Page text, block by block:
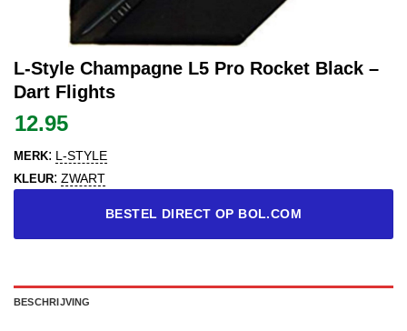
L-Style Champagne L5 Pro Rocket Black –
Dart Flights
12.95
MERK: L-STYLE
KLEUR: ZWART
BESTEL DIRECT OP BOL.COM
BESCHRIJVING